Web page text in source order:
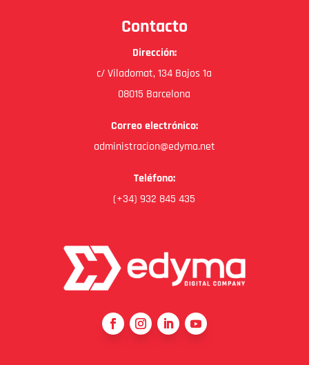
Contacto
Dirección:
c/ Viladomat, 134 Bajos 1a
08015 Barcelona
Correo electrónico:
administracion@edyma.net
Teléfono:
(+34) 932 845 435